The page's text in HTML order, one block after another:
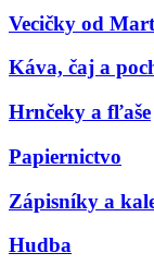
Vecičky od
Káva, čaj a
Hrnčeky a fľaše
Papiernictvo
Zápisníky a
Hudba